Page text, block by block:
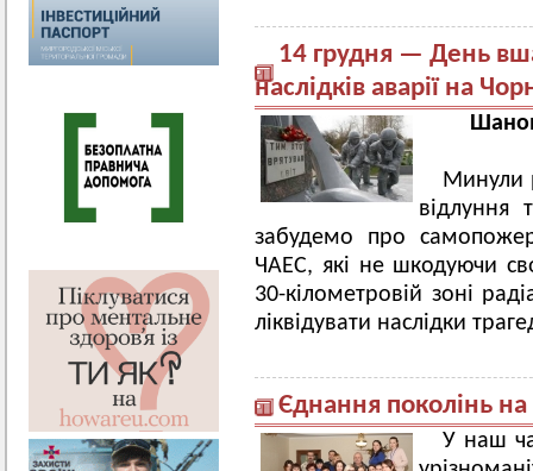
14 грудня — День
наслідків аварії на
Минули
відлуння
забудемо про
ЧАЕС, які не шкодуючи
30-кілометровій зоні
ліквідувати наслідки
Єднання поколінь
У наш